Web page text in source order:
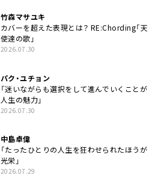
竹森マサユキ
カバーを超えた表現とは？ RE:Chording「天
使達の歌」
2026.07.30
パク・ユチョン
「迷いながらも選択をして進んでいくことが
人生の魅力」
2026.07.30
中島卓偉
「たったひとりの人生を狂わせられたほうが
光栄」
2026.07.29